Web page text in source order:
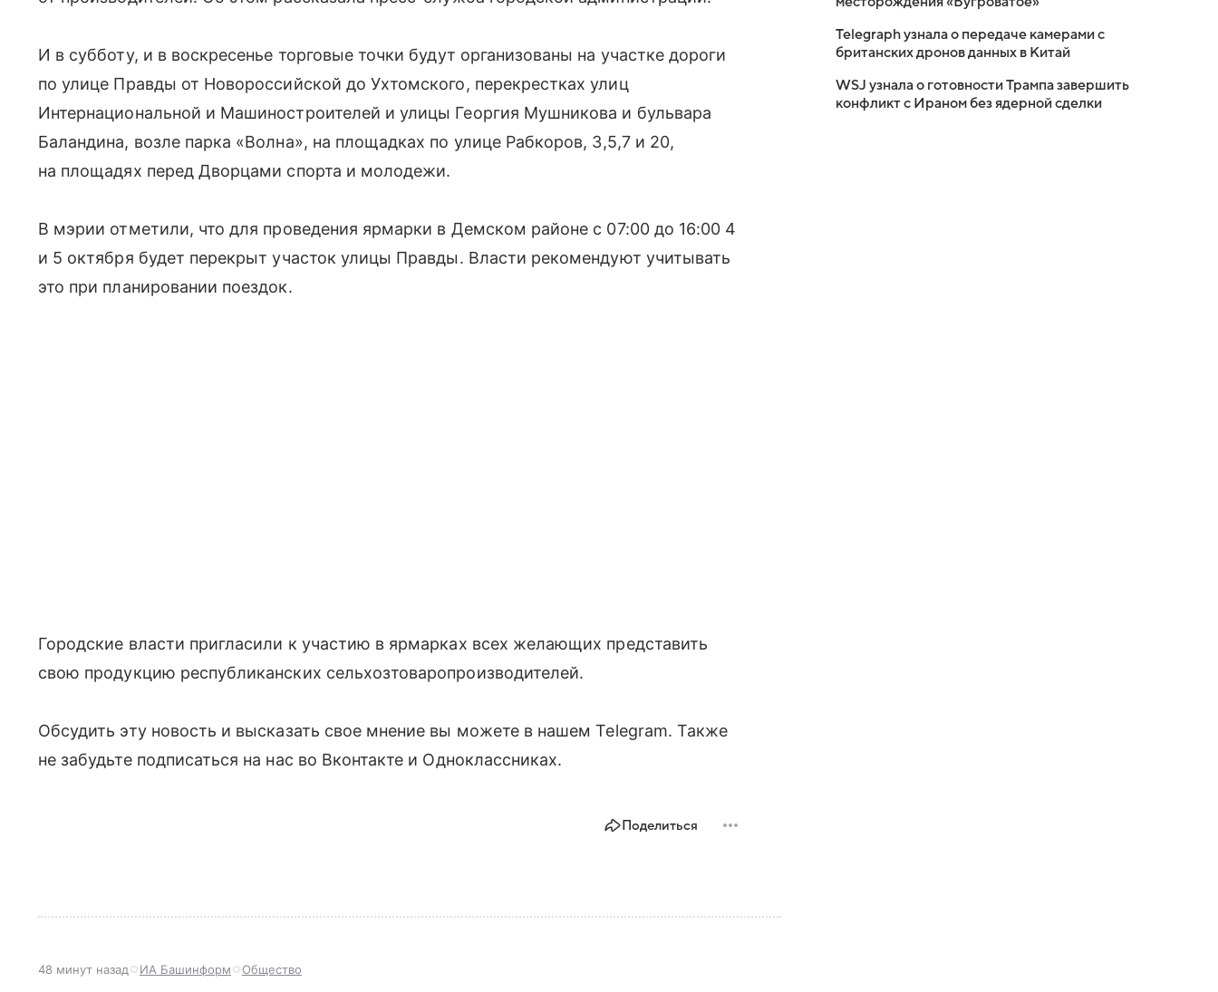
И в субботу, и в воскресенье торговые точки будут организованы на участке дороги
по улице Правды от Новороссийской до Ухтомского, перекрестках улиц
Интернациональной и Машиностроителей и улицы Георгия Мушникова и бульвара
Баландина, возле парка «Волна», на площадках по улице Рабкоров, 3,5,7 и 20,
на площадях перед Дворцами спорта и молодежи.
В мэрии отметили, что для проведения ярмарки в Демском районе с 07:00 до 16:00 4
и 5 октября будет перекрыт участок улицы Правды. Власти рекомендуют учитывать
это при планировании поездок.
Городские власти пригласили к участию в ярмарках всех желающих представить
свою продукцию республиканских сельхозтоваропроизводителей.
Обсудить эту новость и высказать свое мнение вы можете в нашем Telegram. Также
не забудьте подписаться на нас во Вконтакте и Одноклассниках.
Поделиться
48 минут назад ИА Башинформ Общество
Telegraph узнала о передаче камерами с
британских дронов данных в Китай
WSJ узнала о готовности Трампа завершить
конфликт с Ираном без ядерной сделки